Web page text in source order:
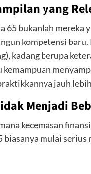
yang
65 bukanlah mereka
kompetensi
kadang berupa
kemampuan
jauh
Menjadi
kecemasan
biasanya mulai